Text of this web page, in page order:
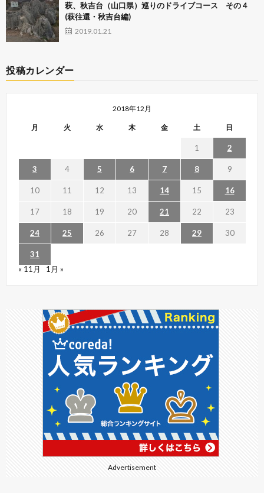
萩、秋吉台（山口県）巡りのドライブコース その４
(萩往還・秋吉台編)
2019.01.21
投稿カレンダー
2018年12月
月 火 水 木 金 土 日
1 2
3 4 5 6 7 8 9
10 11 12 13 14 15 16
17 18 19 20 21 22 23
24 25 26 27 28 29 30
31
« 11月
1月 »
Advertisement